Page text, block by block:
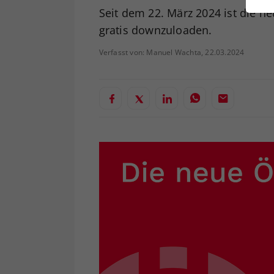
Seit dem 22. März 2024 ist die
gratis downzuloaden.
Verfasst von: Manuel Wachta, 22.03.2024